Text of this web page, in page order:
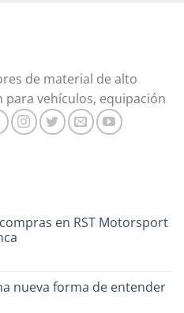
de material de alto
vehículos, equipación
en RST Motorsport
nueva forma de entender